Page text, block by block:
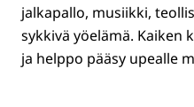
jalkapallo, musiikki,
sykkivä yöelämä. Kaiken
ja helppo pääsy upealle